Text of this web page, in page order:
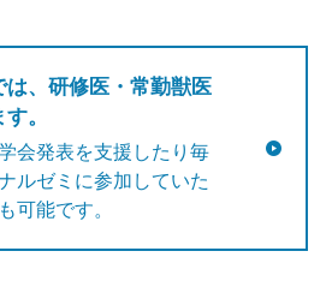
、研修医・常勤獣医
。
会発表を支援したり毎
ルゼミに参加していた
可能です。